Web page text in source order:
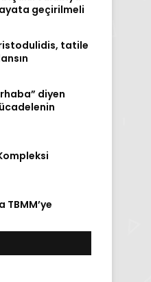
geçirilmeli
tatile
diyen